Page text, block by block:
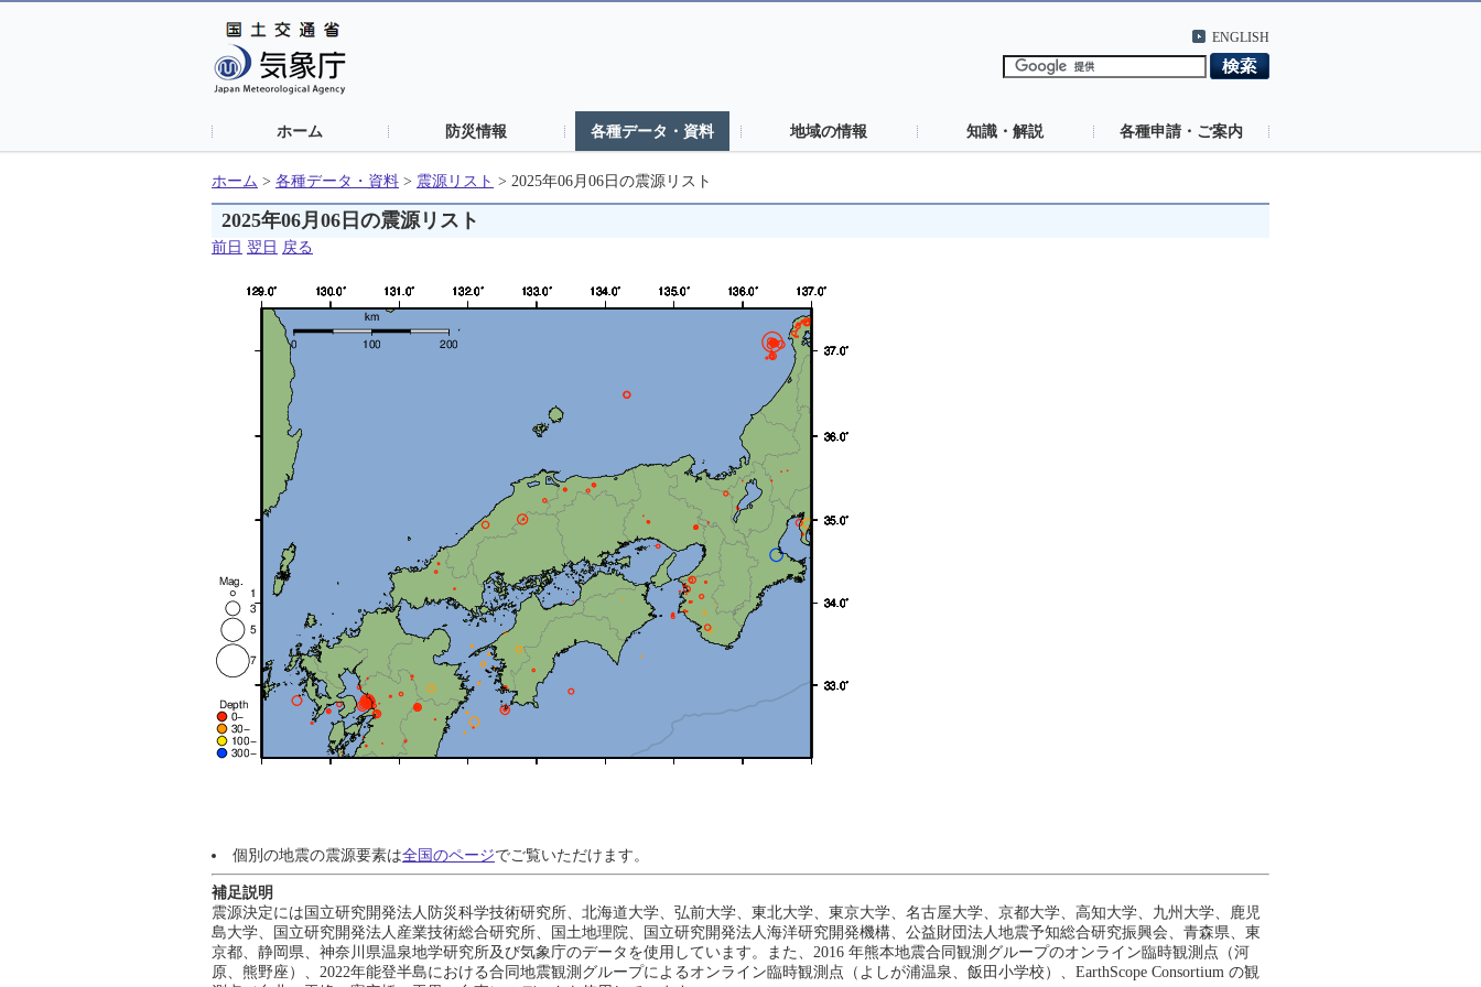
ENGLISH
ホーム 防災情報 各種データ・資料 地域の情報 知識・解説 各種申請・ご案内
ホーム > 各種データ・資料 > 震源リスト > 2025年06月06日の震源リスト
2025年06月06日の震源リスト
前日 翌日 戻る
個別の地震の震源要素は全国のページでご覧いただけます。
補足説明
震源決定には国立研究開発法人防災科学技術研究所、北海道大学、弘前大学、東北大学、東京大学、名古屋大学、京都大学、高知大学、九州大学、鹿児
島大学、国立研究開発法人産業技術総合研究所、国土地理院、国立研究開発法人海洋研究開発機構、公益財団法人地震予知総合研究振興会、青森県、東
京都、静岡県、神奈川県温泉地学研究所及び気象庁のデータを使用しています。また、2016 年熊本地震合同観測グループのオンライン臨時観測点（河
原、熊野座）、2022年能登半島における合同地震観測グループによるオンライン臨時観測点（よしが浦温泉、飯田小学校）、EarthScope Consortium の観